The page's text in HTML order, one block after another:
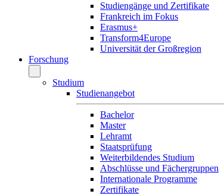
Studiengänge und Zertifikate
Frankreich im Fokus
Erasmus+
Transform4Europe
Universität der Großregion
Forschung
Studium
Studienangebot
Bachelor
Master
Lehramt
Staatsprüfung
Weiterbildendes Studium
Abschlüsse und Fächergruppen
Internationale Programme
Zertifikate